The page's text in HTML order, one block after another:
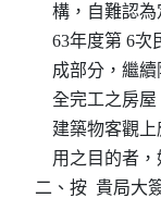
構，自難
63年度第 6
成部分，繼
全完工之
建築物客觀
用之目的者
二、按  貴局大